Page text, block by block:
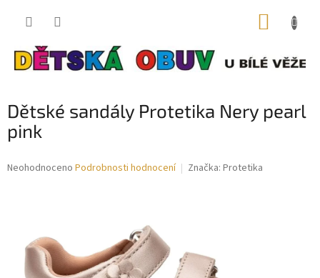
Dětské sandály Protetika Nery pearl
pink
Průměrné
hvězdiček.
Neohodnoceno Podrobnosti hodnocení Značka: Protetika